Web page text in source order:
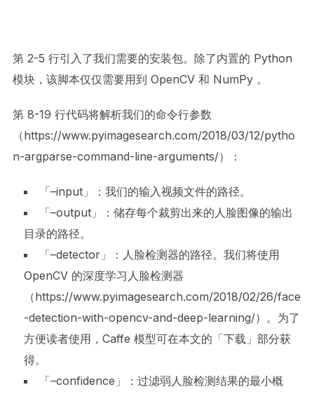
第 2-5 行引入了我们需要的安装包。除了内置的 Python
模块，该脚本仅仅需要用到 OpenCV 和 NumPy 。
第 8-19 行代码将解析我们的命令行参数
（https://www.pyimagesearch.com/2018/03/12/pytho
n-argparse-command-line-arguments/）：
「–input」：我们的输入视频文件的路径。
「–output」：储存每个裁剪出来的人脸图像的输出
目录的路径。
「–detector」：人脸检测器的路径。我们将使用
OpenCV 的深度学习人脸检测器
（https://www.pyimagesearch.com/2018/02/26/face
-detection-with-opencv-and-deep-learning/）。为了
方便读者使用，Caffe 模型可在本文的「下载」部分获
得。
「–confidence」：过滤弱人脸检测结果的最小概